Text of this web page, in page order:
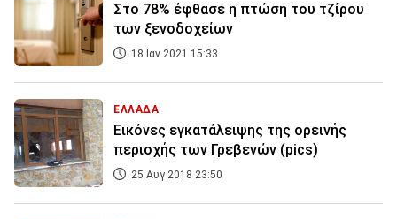
Στο 78% έφθασε η πτώση του τζίρου
των ξενοδοχείων
18 Ιαν 2021 15:33
ΕΛΛΑΔΑ
Εικόνες εγκατάλειψης της ορεινής
περιοχής των Γρεβενών (pics)
25 Αυγ 2018 23:50